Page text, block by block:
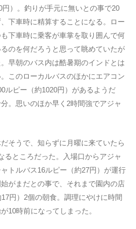
）。釣りが手元に無いとの事で20
下車時に精算することになる。ロー
下車時に乗客が車掌を取り囲んで何
のを何だろうと思って眺めていたが
早朝のバス内は酷暑期のインドとは
このローカルバスのほかにエアコン
ルピー（約1020円）があるようだ
。思いのほか早く2時間強でアジャ
そうで、知らずに月曜に来ていたら
るところだった。入場口からアジャ
トルバス16ルピー（約27円）が運行
がまだとの事で、それまで園内の店
円）2個の朝食。調理にやけに時間
10時前になってしまった。